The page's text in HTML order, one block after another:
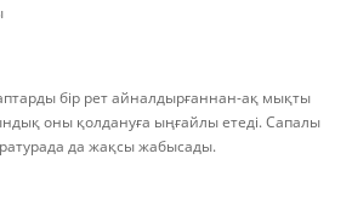
бір рет айналдырғаннан-ақ мықты
оны қолдануға ыңғайлы етеді. Сапалы
да жақсы жабысады.